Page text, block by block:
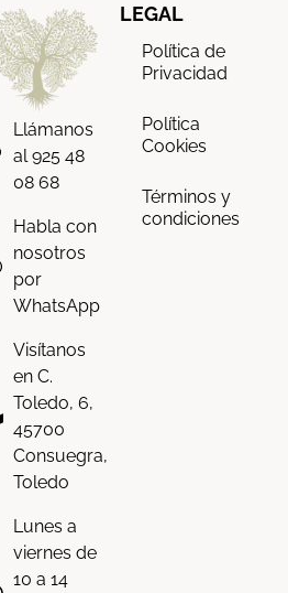
Llámanos
al 925 48
08 68
Habla con
nosotros
por
WhatsApp
Visítanos
en C.
Toledo, 6,
45700
Consuegra,
Toledo
Lunes a
viernes de
10 a 14
LEGAL
Política de
Privacidad
Política
Cookies
Términos y
condiciones